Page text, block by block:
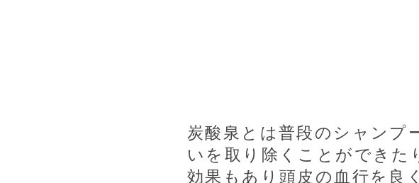
炭酸泉とは普段のシャンプ
いを取り除くことができた
効果もあり頭皮の血行を良く